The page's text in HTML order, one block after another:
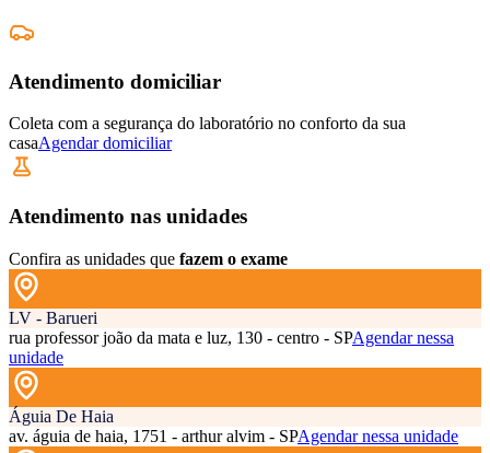
Atendimento domiciliar
Coleta com a segurança do laboratório no conforto da sua
casaAgendar domiciliar
Atendimento nas unidades
Confira as unidades que fazem o exame
LV - Barueri
rua professor joão da mata e luz, 130 - centro - SPAgendar nessa
unidade
Águia De Haia
av. águia de haia, 1751 - arthur alvim - SPAgendar nessa unidade